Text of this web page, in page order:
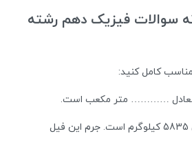
سوالات فیزیک دهم رشته
ب) جرم یک فیل آفریقایی 5835 کیلوگرم است. جرم این فیل